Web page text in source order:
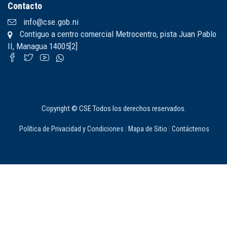
Contacto
info@cse.gob.ni
Contiguo a centro comercial Metrocentro, pista Juan Pablo
II, Managua 14005[2]
Copyright © CSE Todos los derechos reservados.
Política de Privacidad y Condiciones Mapa de Sitio Contáctenos